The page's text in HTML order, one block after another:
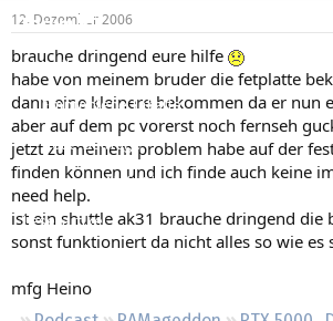
Forum
Aktuelles
Empfohlene Inhalte
Neue Beiträge
Neueste Aktivitäten
Leserartikel
e
r
l
t
a
12. Dezember 2006
brauche dringend eure hilfe
habe von meinem bruder die fetplatte
dann eine kleinere bekommen da er nun
aber auf dem pc vorerst noch fernseh
jetzt zu meinem problem habe auf der
finden können und ich finde auch keine
need help.
ist ein shuttle ak31 brauche dringend die
sonst funktioniert da nicht alles so wie es
mfg Heino